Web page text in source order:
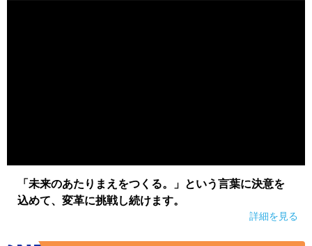
「未来のあたりまえをつくる。」という言葉に決意を
込めて、変革に挑戦し続けます。
詳細を見る